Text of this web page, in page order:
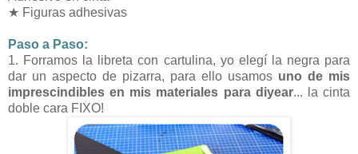
★ Figuras adhesivas
Paso a Paso:
1. Forramos la libreta con cartulina, yo elegí la negra para
dar un aspecto de pizarra, para ello usamos uno de mis
imprescindibles en mis materiales para diyear... la cinta
doble cara FIXO!